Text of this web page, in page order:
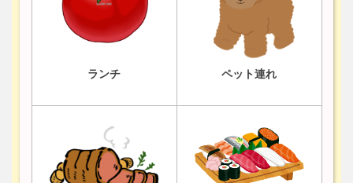
ランチ ペット連れ